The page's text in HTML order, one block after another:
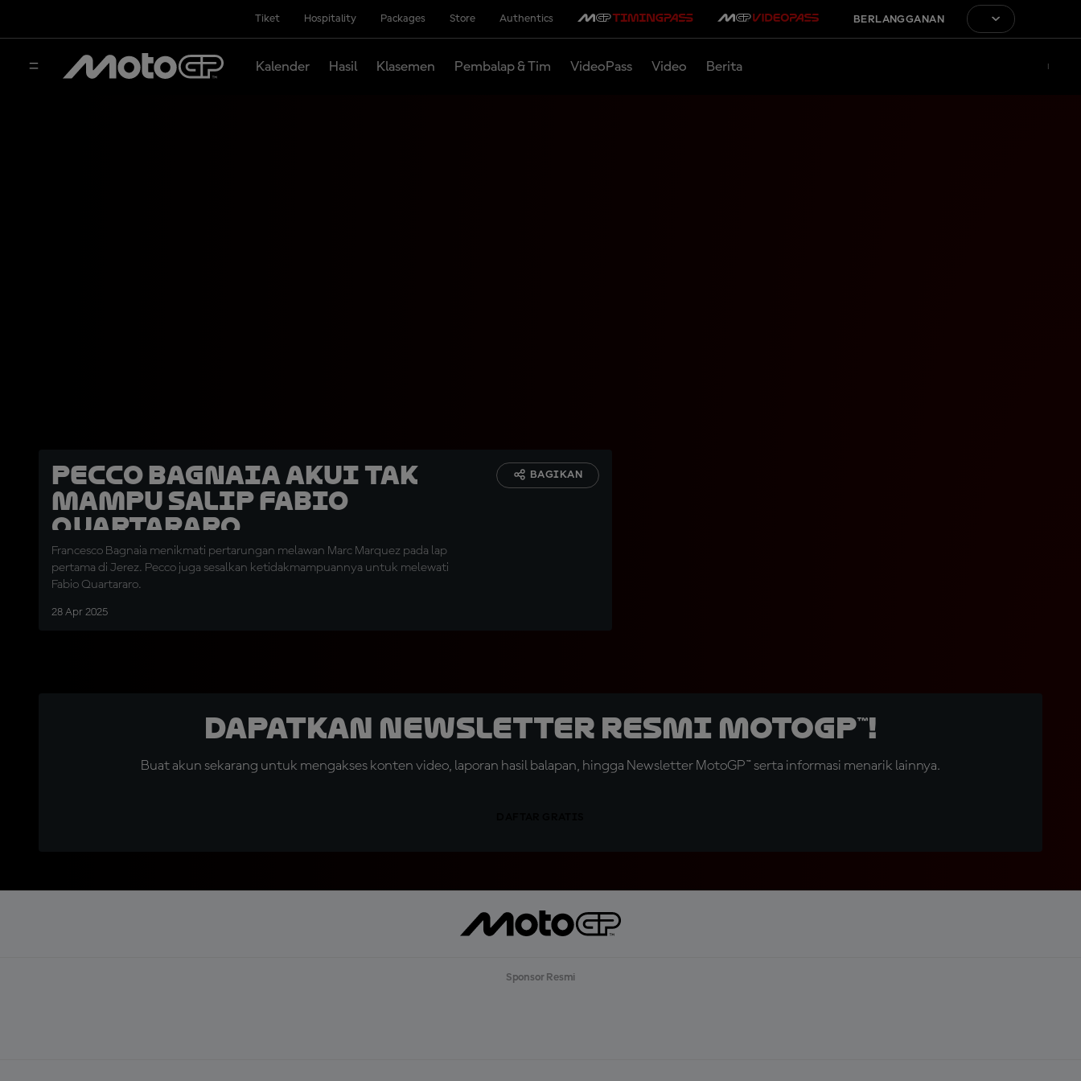
Tiket Hospitality Packages Store Authentics BERLANGGANAN
Kalender Hasil Klasemen Pembalap & Tim VideoPass Video Berita
Pecco Bagnaia Akui Tak
Mampu Salip Fabio
Quartararo
Francesco Bagnaia menikmati pertarungan melawan Marc Marquez pada lap
pertama di Jerez. Pecco juga sesalkan ketidakmampuannya untuk melewati
Fabio Quartararo.
28 Apr 2025
BAGIKAN
Dapatkan Newsletter Resmi MotoGP™!
Buat akun sekarang untuk mengakses konten video, laporan hasil balapan, hingga Newsletter MotoGP™ serta informasi menarik lainnya.
Sponsor Resmi